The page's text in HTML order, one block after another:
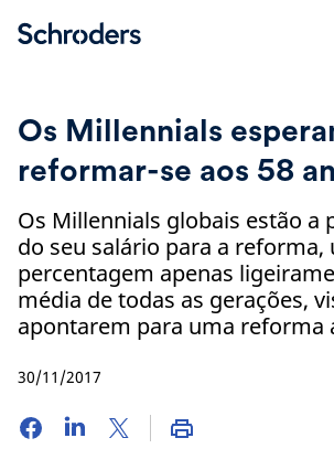
Os Millennials
reformar-se aos 58
Os Millennials globais estão a
do seu salário para a reforma,
percentagem apenas
média de todas as gerações,
apontarem para uma reforma
30/11/2017